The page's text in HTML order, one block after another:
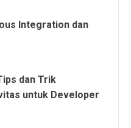
Integration dan
dan Trik
untuk Developer